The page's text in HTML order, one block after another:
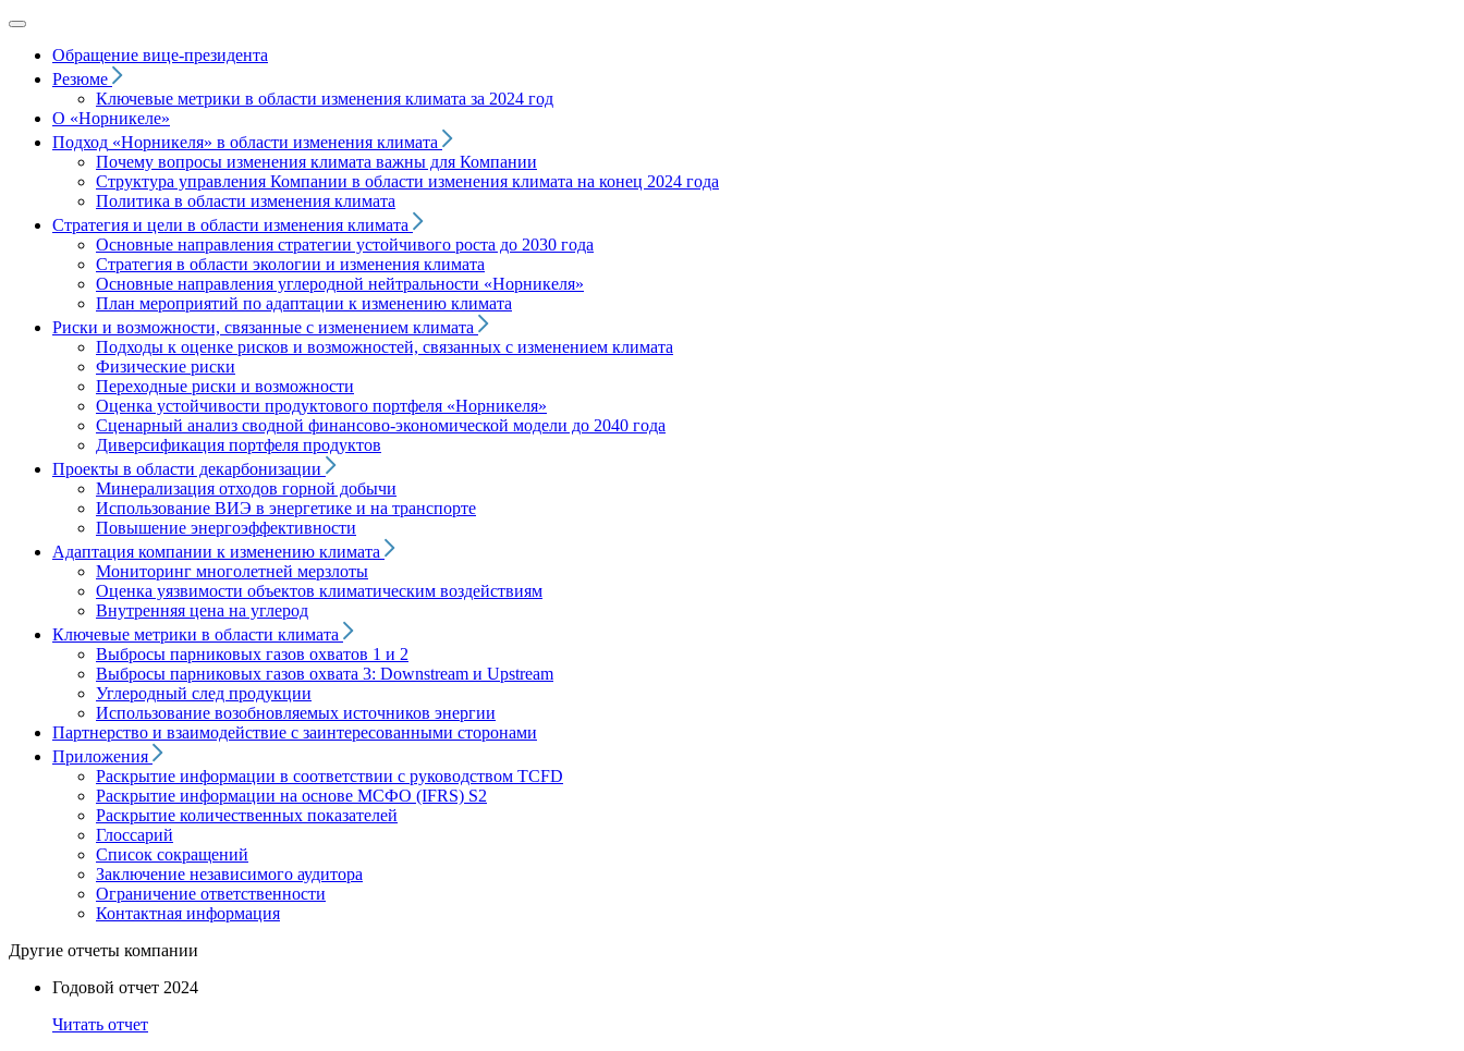
Обращение вице‑президента
Резюме
Ключевые метрики в области изменения климата за 2024 год
О «Норникеле»
Подход «Норникеля» в области изменения климата
Почему вопросы изменения климата важны для Компании
Структура управления Компании в области изменения климата на конец 2024 года
Политика в области изменения климата
Стратегия и цели в области изменения климата
Основные направления стратегии устойчивого роста до 2030 года
Стратегия в области экологии и изменения климата
Основные направления углеродной нейтральности «Норникеля»
План мероприятий по адаптации к изменению климата
Риски и возможности, связанные с изменением климата
Подходы к оценке рисков и возможностей, связанных с изменением климата
Физические риски
Переходные риски и возможности
Оценка устойчивости продуктового портфеля «Норникеля»
Сценарный анализ сводной финансово-экономической модели до 2040 года
Диверсификация портфеля продуктов
Проекты в области декарбонизации
Минерализация отходов горной добычи
Использование ВИЭ в энергетике и на транспорте
Повышение энергоэффективности
Адаптация компании к изменению климата
Мониторинг многолетней мерзлоты
Оценка уязвимости объектов климатическим воздействиям
Внутренняя цена на углерод
Ключевые метрики в области климата
Выбросы парниковых газов охватов 1 и 2
Выбросы парниковых газов охвата 3: Downstream и Upstream
Углеродный след продукции
Использование возобновляемых источников энергии
Партнерство и взаимодействие с заинтересованными сторонами
Приложения
Раскрытие информации в соответствии с руководством TCFD
Раскрытие информации на основе МСФО (IFRS) S2
Раскрытие количественных показателей
Глоссарий
Список сокращений
Заключение независимого аудитора
Ограничение ответственности
Контактная информация
Другие отчеты компании
Годовой отчет 2024
Читать отчет